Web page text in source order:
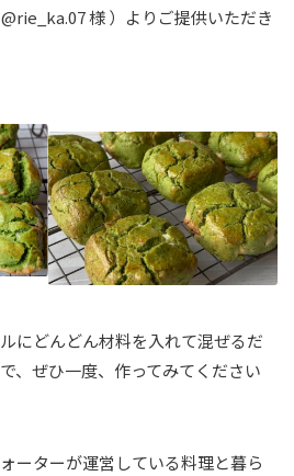
様 ）よりご提供いただき
にどんどん材料を入れて混ぜるだ
、ぜひ一度、作ってみてください
ーターが運営している料理と暮ら